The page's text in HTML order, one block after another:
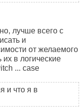
лучше всего с
и
от желаемого
их в логические
... case
и что я в